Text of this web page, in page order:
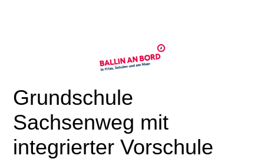
Grundschule
Sachsenweg mit
integrierter Vorschule